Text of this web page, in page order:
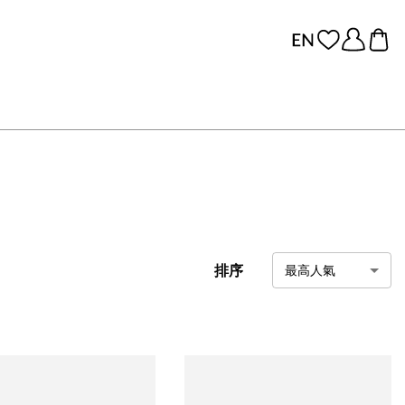
排序 最高人氣